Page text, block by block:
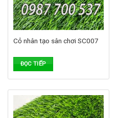
Cỏ nhân tạo sân chơi SC007
ĐỌC TIẾP